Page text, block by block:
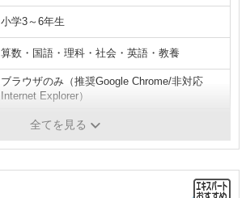
小学3～6年生
算数・国語・理科・社会・英語・教養
ブラウザのみ（推奨Google Chrome/非対応
Internet Explorer）
全てを見る